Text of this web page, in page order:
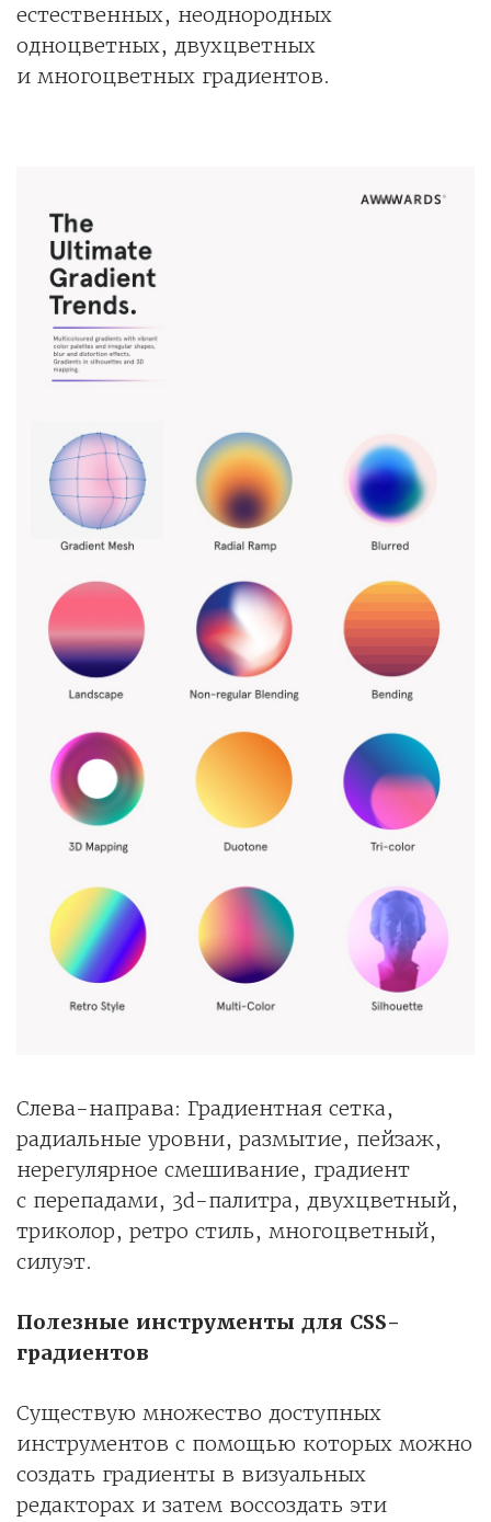
естественных, неоднородных
одноцветных, двухцветных
и многоцветных градиентов.
Слева-направа: Градиентная сетка,
радиальные уровни, размытие, пейзаж,
нерегулярное смешивание, градиент
с перепадами, 3d-палитра, двухцветный,
триколор, ретро стиль, многоцветный,
силуэт.
Полезные инструменты для CSS-
градиентов
Существую множество доступных
инструментов с помощью которых можно
создать градиенты в визуальных
редакторах и затем воссоздать эти